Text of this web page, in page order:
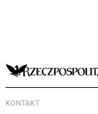
KONTAKT